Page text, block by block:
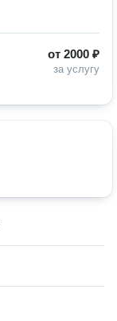
от 2000 ₽
за услугу